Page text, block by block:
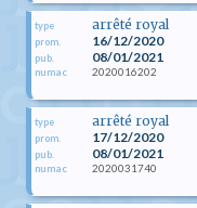
type arrêté royal
prom. 16/12/2020
pub. 08/01/2021
numac 2020016202
type arrêté royal
prom. 17/12/2020
pub. 08/01/2021
numac 2020031740